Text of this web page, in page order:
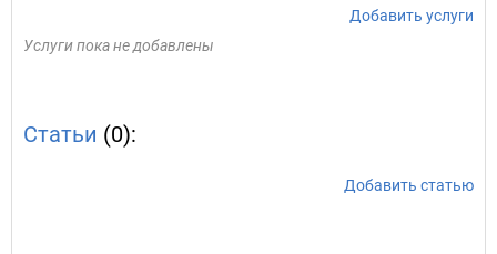
Добавить услуги
Услуги пока не добавлены
Статьи (0):
Добавить статью